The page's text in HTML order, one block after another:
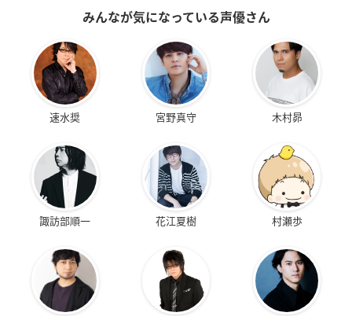
みんなが気になっている声優さん
速水奨 宮野真守 木村昴
諏訪部順一 花江夏樹 村瀬歩